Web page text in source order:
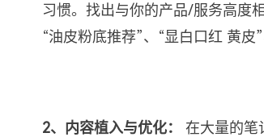
习惯。找出与你的产品/服务高度
“油皮粉底推荐”、“显白口红 黄皮
2、内容植入与优化：
在大量的笔